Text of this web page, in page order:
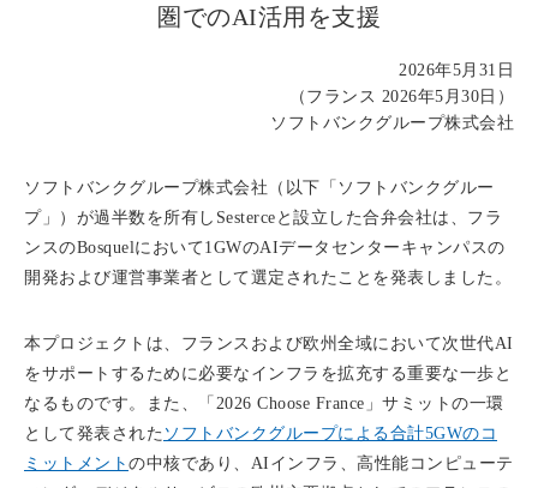
圏でのAI活用を支援
2026年5月31日
（フランス 2026年5月30日）
ソフトバンクグループ株式会社
ソフトバンクグループ株式会社（以下「ソフトバンクグルー
プ」）が過半数を所有しSesterceと設立した合弁会社は、フラ
ンスのBosquelにおいて1GWのAIデータセンターキャンパスの
開発および運営事業者として選定されたことを発表しました。
本プロジェクトは、フランスおよび欧州全域において次世代AI
をサポートするために必要なインフラを拡充する重要な一歩と
なるものです。また、「2026 Choose France」サミットの一環
として発表された ソフトバンクグループによる合計5GWのコ
ミットメント の中核であり、AIインフラ、高性能コンピューテ